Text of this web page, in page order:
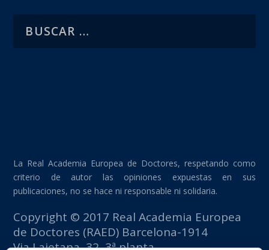
La Real Academia Europea de Doctores, respetando como
criterio de autor las opiniones expuestas en sus
publicaciones, no se hace ni responsable ni solidaria.
Copyright © 2017 Real Academia Europea
de Doctores (RAED) Barcelona-1914